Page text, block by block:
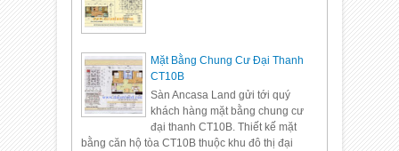
Mặt Bằng Chung Cư Đại Thanh
CT10B
Sàn Ancasa Land gửi tới quý
khách hàng mặt bằng chung cư
đại thanh CT10B. Thiết kế mặt
bằng căn hộ tòa CT10B thuộc khu đô thị đại